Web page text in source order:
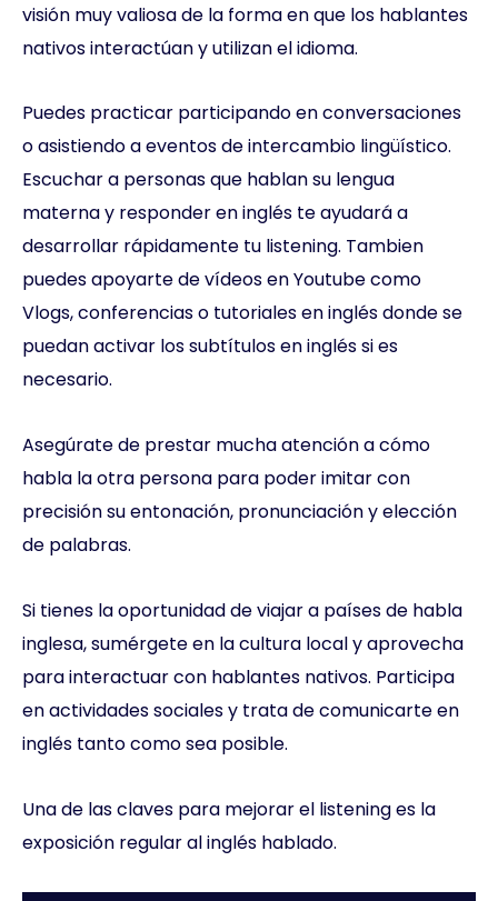
visión muy valiosa de la forma en que los hablantes
nativos interactúan y utilizan el idioma.
Puedes practicar participando en conversaciones
o asistiendo a eventos de intercambio lingüístico.
Escuchar a personas que hablan su lengua
materna y responder en inglés te ayudará a
desarrollar rápidamente tu listening. Tambien
puedes apoyarte de vídeos en Youtube como
Vlogs, conferencias o tutoriales en inglés donde se
puedan activar los subtítulos en inglés si es
necesario.
Asegúrate de prestar mucha atención a cómo
habla la otra persona para poder imitar con
precisión su entonación, pronunciación y elección
de palabras.
Si tienes la oportunidad de viajar a países de habla
inglesa, sumérgete en la cultura local y aprovecha
para interactuar con hablantes nativos. Participa
en actividades sociales y trata de comunicarte en
inglés tanto como sea posible.
Una de las claves para mejorar el listening es la
exposición regular al inglés hablado.